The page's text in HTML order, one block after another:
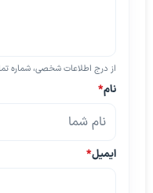
از درج اطلاعات شخصی، شماره
نام*
ایمیل*